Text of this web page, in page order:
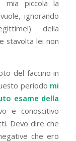
mia piccola la
ignorando
della
stavolta lei non
del faccino in
periodo mi
esame della
e conoscitivo
Devo dire che
che ero